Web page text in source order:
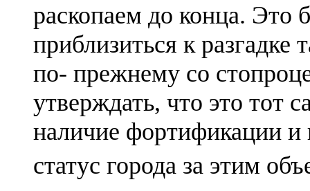
раскопаем до конца. Это
приблизиться к
по- прежнему со
утверждать, что это тот
наличие фортификации и
статус города за этим